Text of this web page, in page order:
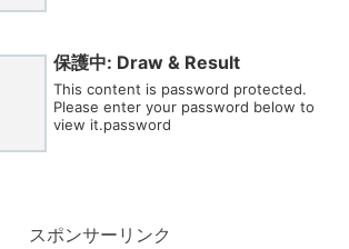
保護中: Draw & Result
This content is password protected.
Please enter your password below to
view it.password
スポンサーリンク